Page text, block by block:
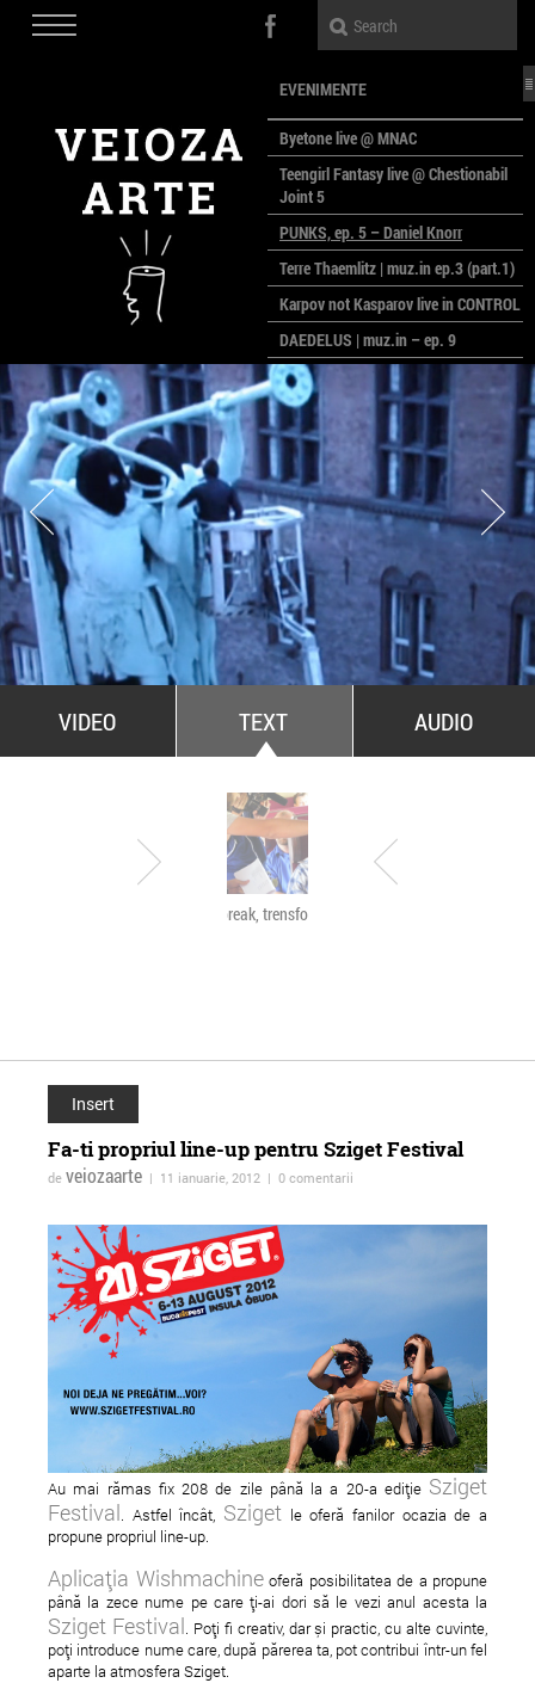
EVENIMENTE
Byetone live @ MNAC
Teengirl Fantasy live @ Chestionabil
Joint 5
PUNKS, ep. 5 – Daniel Knorr
Terre Thaemlitz | muz.in ep.3 (part.1)
Karpov not Kasparov live in CONTROL
DAEDELUS | muz.in – ep. 9
LALELE, LALELE – prima premieră a
anului la MACAZ
CinePOLSKA – filme poloneze la
București
PEOPLE OF ROMANIA se lansează la
galeria Simeza
All Stars For Outernational
VIDEO TEXT AUDIO
Have a break, trensformers
ForTheWin - turneu in
reteaua spatiilor
tabuurile in noul
"Soldatii. Poveste
Ferentari"
Insert
Fa-ti propriul line-up pentru Sziget Festival
de veiozaarte | 11 ianuarie, 2012 | 0 comentarii
Au mai rămas fix 208 de zile până la a 20-a ediție Sziget
Festival. Astfel încât, Sziget le oferă fanilor ocazia de a
propune propriul line-up.
Aplicația Wishmachineoferă posibilitatea de a propune
până la zece nume pe care ți-ai dori să le vezi anul acesta la
Sziget Festival. Poți fi creativ, dar și practic, cu alte cuvinte,
poți introduce nume care, după părerea ta, pot contribui într-un fel
aparte la atmosfera Sziget.